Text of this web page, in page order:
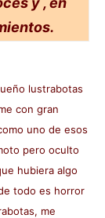
lustrabotas
con gran
uno de esos
pero oculto
hubiera algo
todo es horror
me